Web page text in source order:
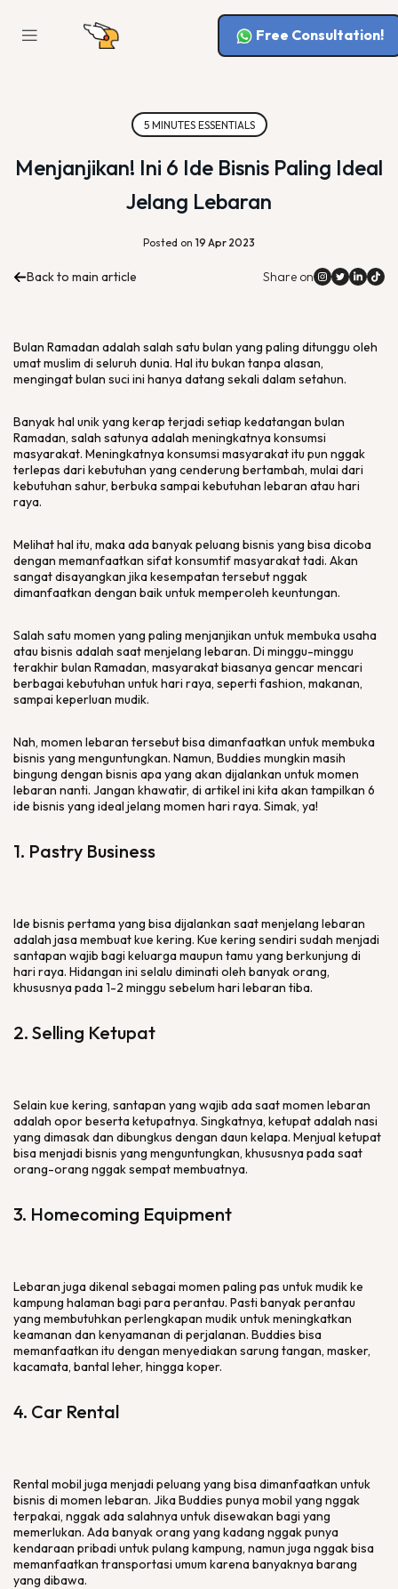
Free Consultation!
5 MINUTES ESSENTIALS
Menjanjikan! Ini 6 Ide Bisnis Paling Ideal
Jelang Lebaran
Posted on 19 Apr 2023
Back to main article Share on
Bulan Ramadan adalah salah satu bulan yang paling ditunggu oleh
umat muslim di seluruh dunia. Hal itu bukan tanpa alasan,
mengingat bulan suci ini hanya datang sekali dalam setahun.
Banyak hal unik yang kerap terjadi setiap kedatangan bulan
Ramadan, salah satunya adalah meningkatnya konsumsi
masyarakat. Meningkatnya konsumsi masyarakat itu pun nggak
terlepas dari kebutuhan yang cenderung bertambah, mulai dari
kebutuhan sahur, berbuka sampai kebutuhan lebaran atau hari
raya.
Melihat hal itu, maka ada banyak peluang bisnis yang bisa dicoba
dengan memanfaatkan sifat konsumtif masyarakat tadi. Akan
sangat disayangkan jika kesempatan tersebut nggak
dimanfaatkan dengan baik untuk memperoleh keuntungan.
Salah satu momen yang paling menjanjikan untuk membuka usaha
atau bisnis adalah saat menjelang lebaran. Di minggu-minggu
terakhir bulan Ramadan, masyarakat biasanya gencar mencari
berbagai kebutuhan untuk hari raya, seperti fashion, makanan,
sampai keperluan mudik.
Nah, momen lebaran tersebut bisa dimanfaatkan untuk membuka
bisnis yang menguntungkan. Namun, Buddies mungkin masih
bingung dengan bisnis apa yang akan dijalankan untuk momen
lebaran nanti. Jangan khawatir, di artikel ini kita akan tampilkan 6
ide bisnis yang ideal jelang momen hari raya. Simak, ya!
1. Pastry Business
Ide bisnis pertama yang bisa dijalankan saat menjelang lebaran
adalah jasa membuat kue kering. Kue kering sendiri sudah menjadi
santapan wajib bagi keluarga maupun tamu yang berkunjung di
hari raya. Hidangan ini selalu diminati oleh banyak orang,
khususnya pada 1-2 minggu sebelum hari lebaran tiba.
2. Selling Ketupat
Selain kue kering, santapan yang wajib ada saat momen lebaran
adalah opor beserta ketupatnya. Singkatnya, ketupat adalah nasi
yang dimasak dan dibungkus dengan daun kelapa. Menjual ketupat
bisa menjadi bisnis yang menguntungkan, khususnya pada saat
orang-orang nggak sempat membuatnya.
3. Homecoming Equipment
Lebaran juga dikenal sebagai momen paling pas untuk mudik ke
kampung halaman bagi para perantau. Pasti banyak perantau
yang membutuhkan perlengkapan mudik untuk meningkatkan
keamanan dan kenyamanan di perjalanan. Buddies bisa
memanfaatkan itu dengan menyediakan sarung tangan, masker,
kacamata, bantal leher, hingga koper.
4. Car Rental
Rental mobil juga menjadi peluang yang bisa dimanfaatkan untuk
bisnis di momen lebaran. Jika Buddies punya mobil yang nggak
terpakai, nggak ada salahnya untuk disewakan bagi yang
memerlukan. Ada banyak orang yang kadang nggak punya
kendaraan pribadi untuk pulang kampung, namun juga nggak bisa
memanfaatkan transportasi umum karena banyaknya barang
yang dibawa.